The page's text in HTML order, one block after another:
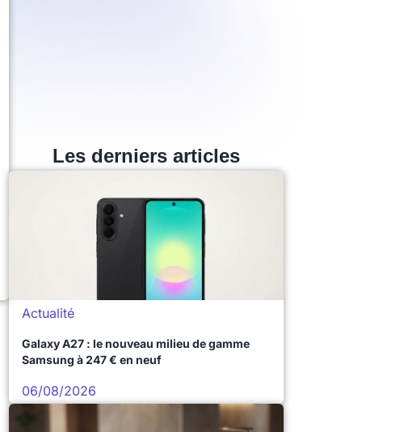
Les derniers articles
Actualité
Galaxy A27 : le nouveau milieu de gamme
Samsung à 247 € en neuf
06/08/2026